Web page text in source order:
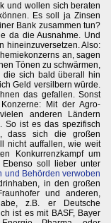
und wollen sich beraten
Es soll ja Zinsen
Bank zusammen tun?
da die Ausnahme. Und
hineinzuversetzen. Also:
an, sagen
Tönen zu schwärmen,
die sich bald überall hin
Geld versilbern würde.
das gefallen. Sonst
Mit der Agro-
anderen Ländern
So ist es das spezifisch
dass sich die großen
nicht auffallen, wie weit
Konkurrenzkampf um
Ebenso soll lieber unter
und Behörden verwoben
in den großen
und anderen,
z.B. er Deutsche
ist es mit BASF, Bayer